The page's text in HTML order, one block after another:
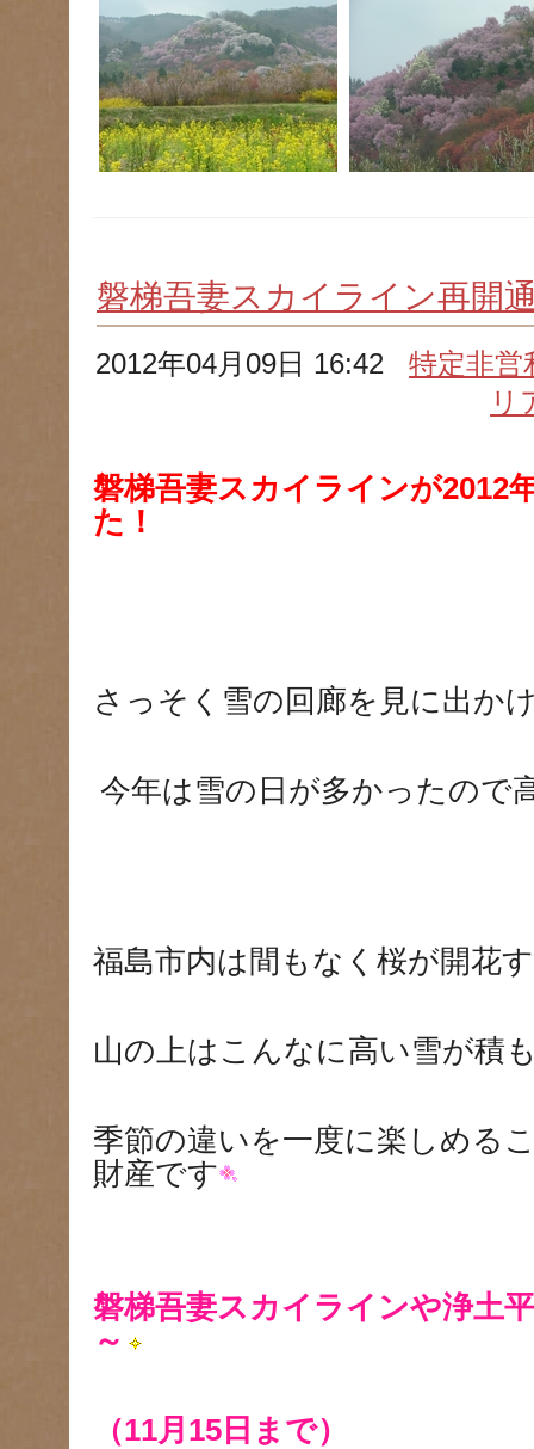
磐梯吾妻スカイライン再開
2012年04月09日 16:42特定非
リ
磐梯吾妻スカイラインが2012
た！
さっそく雪の回廊を見に出か
今年は雪の日が多かったので
福島市内は間もなく桜が開花
山の上はこんなに高い雪が積
季節の違いを一度に楽しめる
財産です
磐梯吾妻スカイラインや浄土
～
（11月15日まで）